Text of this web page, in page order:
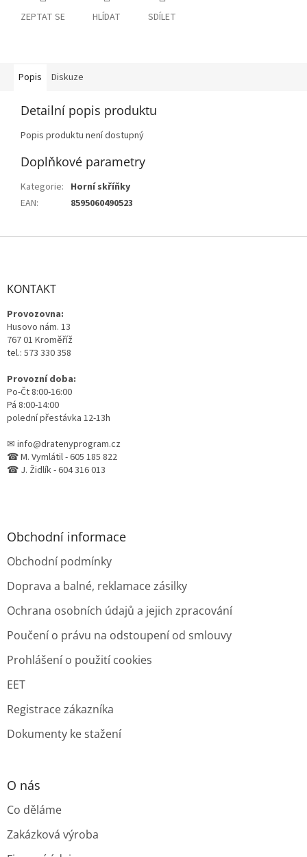
ZEPTAT SE HLÍDAT SDÍLET
Popis Diskuze
Detailní popis produktu
Popis produktu není dostupný
Doplňkové parametry
Kategorie: Horní skříňky
EAN: 8595060490523
Z
KONTAKT
Provozovna:
Husovo nám. 13
767 01 Kroměříž
tel.: 573 330 358
Provozní doba:
Po-Čt 8:00-16:00
Pá 8:00-14:00
polední přestávka 12-13h
✉ info@dratenyprogram.cz
☎ M. Vymlátil - 605 185 822
☎ J. Židlík - 604 316 013
Obchodní informace
Obchodní podmínky
Doprava a balné, reklamace zásilky
Ochrana osobních údajů a jejich zpracování
Poučení o právu na odstoupení od smlouvy
Prohlášení o použití cookies
EET
Registrace zákazníka
Dokumenty ke stažení
O nás
Co děláme
Zakázková výroba